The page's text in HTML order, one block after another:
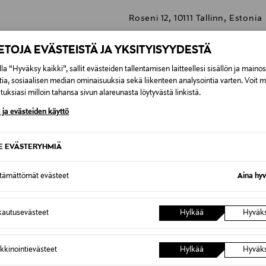
EVÄSTEISTÄ JA YKSITYISYYDESTÄ
“Hyväksy kaikki”, sallit evästeiden tallentamisen laitteellesi sisällön ja
sosiaalisen median ominaisuuksia sekä liikenteen analysointia varten. Voit
milloin tahansa sivun alareunasta löytyvästä linkistä.
ja evästeiden käyttö
EVÄSTERYHMIÄ
evästeet Aina
Hylkää
Hylkää
Roseni 12, 10111 Tallinn, Estonia
seerumi, ihonhoito,
Cosmetics
7,90 €–50,00 € kuljetusyhtiöstä ja
Alk. 6,90 €, kun toimitus on
tilaukseesi. Voit palauttaa tilaamasi tuotteen 30 vuorokauden
NÄISTÄ